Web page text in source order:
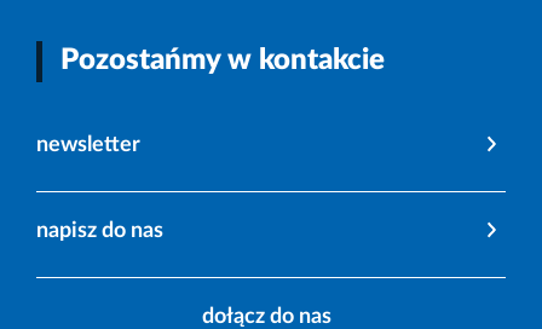
Pozostańmy w kontakcie
newsletter
napisz do nas
dołącz do nas